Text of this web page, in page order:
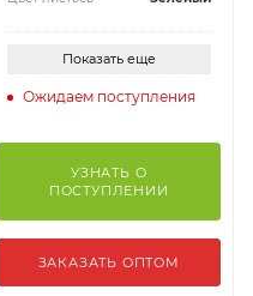
Показать еще
Ожидаем поступления
УЗНАТЬ О
ПОСТУПЛЕНИИ
ЗАКАЗАТЬ ОПТОМ